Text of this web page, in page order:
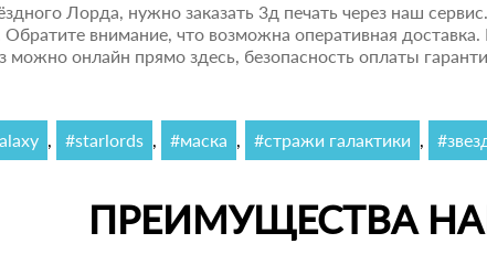
Лорда, нужно заказать 3д печать через наш
внимание, что возможна оперативная
можно онлайн прямо здесь, безопасность оплаты
, #starlords , #маска , #стражи галактики ,
ПРЕИМУЩЕСТВА